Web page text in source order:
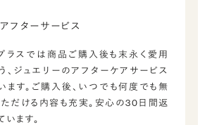
フターサービス
ラスでは商品ご購入後も末永く愛用
、ジュエリーのアフターケアサービス
ます。ご購入後、いつでも何度でも無
だける内容も充実。安心の30日間返
ます。